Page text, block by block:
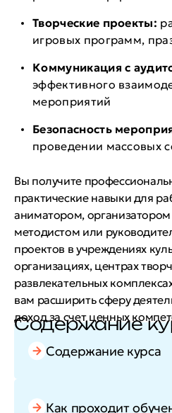
Творческие проекты:
игровых программ,
Коммуникация с
эффективного
мероприятий
Безопасность
проведении массовых
Вы получите
практические навыки для
аниматором,
методистом или
проектов в учреждениях
организациях, центрах
развлекательных
вам расширить сферу
доход за счет ценных
Содержание
Содержание курса
Как проходит